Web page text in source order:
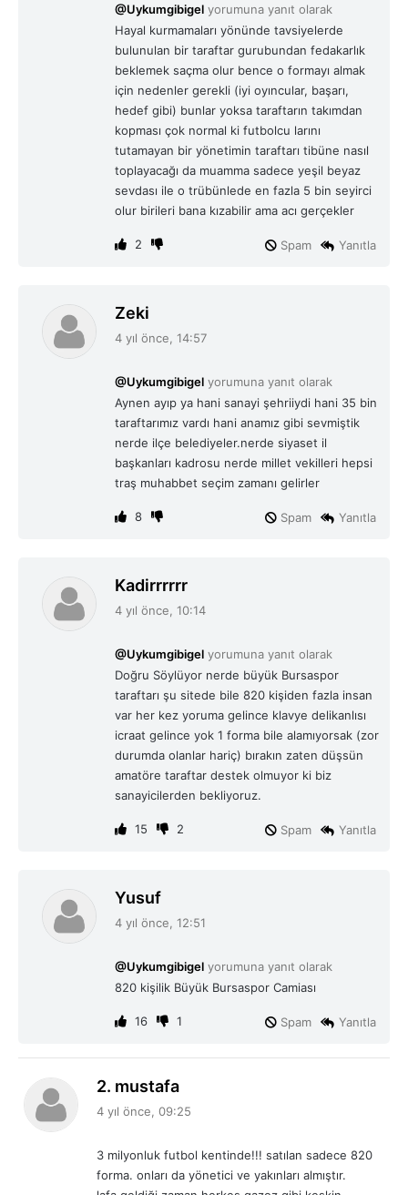
k
@Uykumgibigel yorumuna yanıt olarak
Hayal kurmamaları yönünde tavsiyelerde
bulunulan bir taraftar gurubundan fedakarlık
beklemek saçma olur bence o formayı almak
için nedenler gerekli (iyi oyıncular, başarı,
hedef gibi) bunlar yoksa taraftarın takımdan
kopması çok normal ki futbolcu larını
tutamayan bir yönetimin taraftarı tibüne nasıl
toplayacağı da muamma sadece yeşil beyaz
sevdası ile o trübünlede en fazla 5 bin seyirci
olur birileri bana kızabilir ama acı gerçekler
2 Yanıtla
Spam
Zeki
4 yıl önce, 14:57
@Uykumgibigel yorumuna yanıt olarak
Aynen ayıp ya hani sanayi şehriiydi hani 35 bin
taraftarımız vardı hani anamız gibi sevmiştik
nerde ilçe belediyeler.nerde siyaset il
başkanları kadrosu nerde millet vekilleri hepsi
traş muhabbet seçim zamanı gelirler
8 Yanıtla
Spam
Kadirrrrrr
k
4 yıl önce, 10:14
@Uykumgibigel yorumuna yanıt olarak
Doğru Söylüyor nerde büyük Bursaspor
taraftarı şu sitede bile 820 kişiden fazla insan
var her kez yoruma gelince klavye delikanlısı
icraat gelince yok 1 forma bile alamıyorsak (zor
durumda olanlar hariç) bırakın zaten düşsün
amatöre taraftar destek olmuyor ki biz
sanayicilerden bekliyoruz.
15 2 Yanıtla
Spam
Yusuf
:
4 yıl önce, 12:51
@Uykumgibigel yorumuna yanıt olarak
820 kişilik Büyük Bursaspor Camiası
16 1 Yanıtla
Spam
2. mustafa
4 yıl önce, 09:25
3 milyonluk futbol kentinde!!! satılan sadece 820
forma. onları da yönetici ve yakınları almıştır.